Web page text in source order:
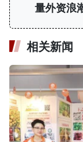
量外资浪
相关新闻